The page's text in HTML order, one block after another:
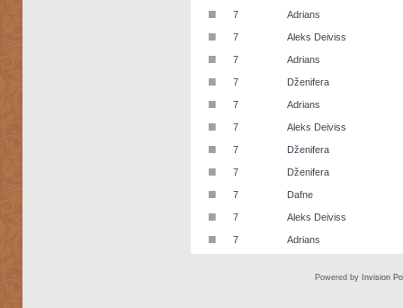
■ 7 Adrians
■ 7 Aleks Deiviss
■ 7 Adrians
■ 7 Dženifera
■ 7 Adrians
■ 7 Aleks Deiviss
■ 7 Dženifera
■ 7 Dženifera
■ 7 Dafne
■ 7 Aleks Deiviss
■ 7 Adrians
Powered by Invision